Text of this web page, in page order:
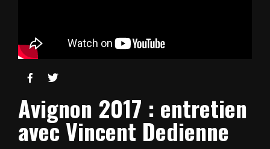
 
Avignon 2017 : entretien
avec Vincent Dedienne